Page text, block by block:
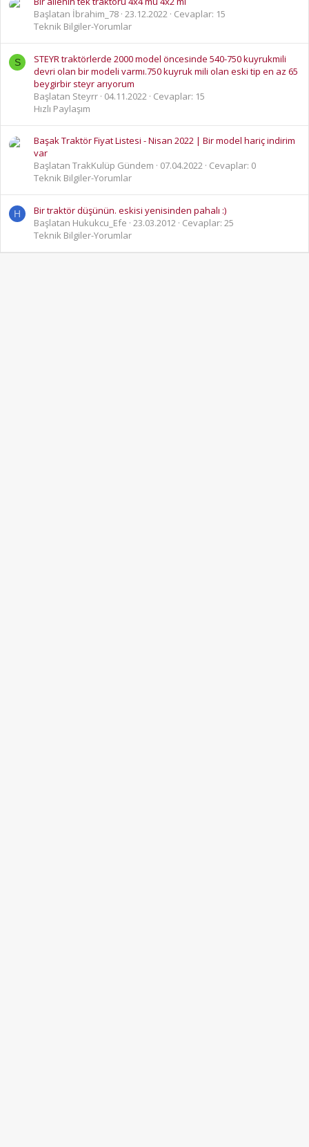
Başlatan İbrahim_78 23.12.2022 Cevaplar: 15
Teknik Bilgiler-Yorumlar
S
STEYR traktörlerde 2000 model öncesinde 540-750 kuyrukmili
devri olan bir modeli varmı.750 kuyruk mili olan eski tip en az 65
beygirbir steyr arıyorum
Başlatan Steyrr 04.11.2022 Cevaplar: 15
Hızlı Paylaşım
Başak Traktör Fiyat Listesi - Nisan 2022 | Bir model hariç indirim
var
Başlatan TrakKulüp Gündem
07.04.2022 Cevaplar: 0
Teknik Bilgiler-Yorumlar
H
Bir traktör düşünün. eskisi yenisinden pahalı :)
Başlatan Hukukcu_Efe 23.03.2012 Cevaplar: 25
Teknik Bilgiler-Yorumlar